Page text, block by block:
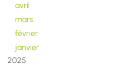
avril
mars
février
janvier
2025